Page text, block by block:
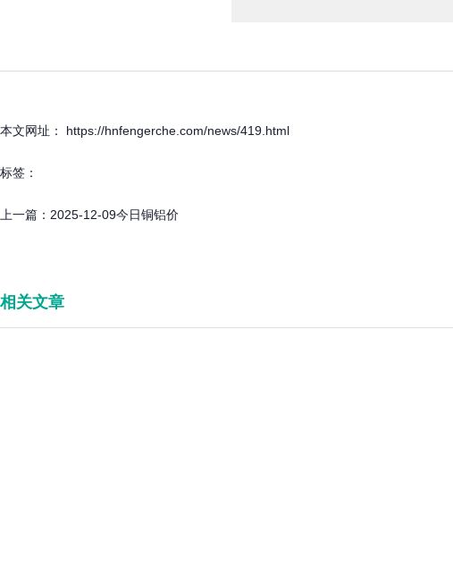
本文网址： https://hnfengerche.com/news/419.html
标签：
上一篇： 2025-12-09今日铜铝价
相关文章